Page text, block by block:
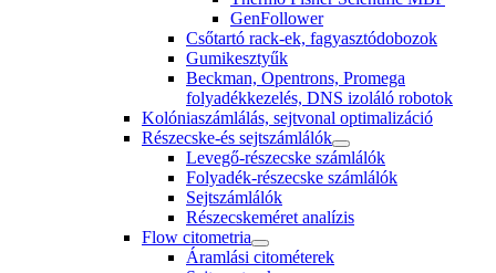
GenFollower
Csőtartó rack-ek, fagyasztódobozok
Gumikesztyűk
Beckman, Opentrons, Promega
folyadékkezelés, DNS izoláló robotok
Kolóniaszámlálás, sejtvonal optimalizáció
Részecske-és sejtszámlálók
Levegő-részecske számlálók
Folyadék-részecske számlálók
Sejtszámlálók
Részecskeméret analízis
Flow citometria
Áramlási citométerek